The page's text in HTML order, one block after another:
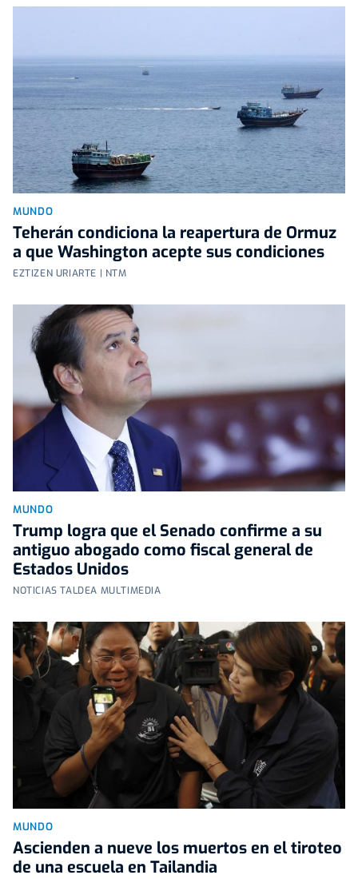
MUNDO
Teherán condiciona la reapertura de Ormuz
a que Washington acepte sus condiciones
EZTIZEN URIARTE | NTM
MUNDO
Trump logra que el Senado confirme a su
antiguo abogado como fiscal general de
Estados Unidos
NOTICIAS TALDEA MULTIMEDIA
MUNDO
Ascienden a nueve los muertos en el tiroteo
de una escuela en Tailandia